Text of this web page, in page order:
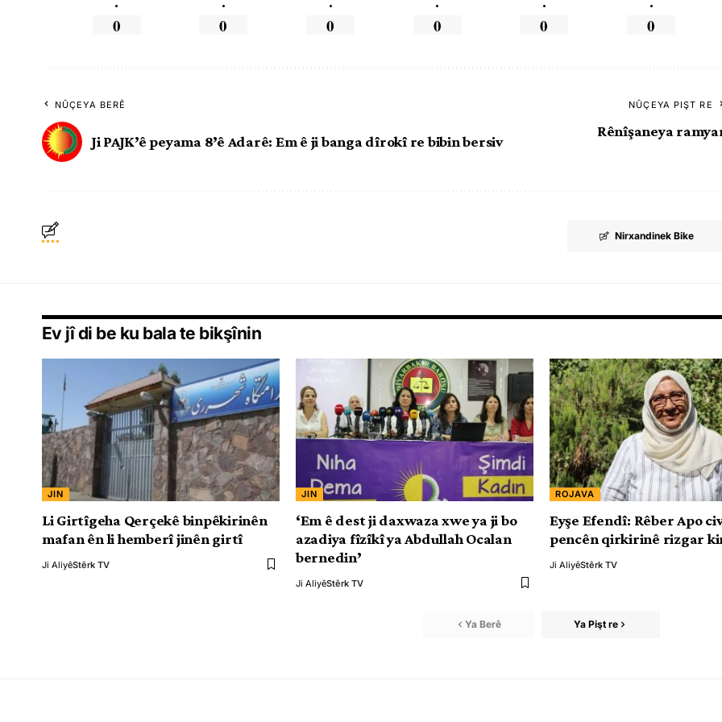
0 0 0 0 0 0
NÛÇEYA BERÊ
Ji PAJK’ê peyama 8’ê Adarê: Em ê ji banga dîrokî re bibin bersiv
NÛÇEYA PIŞT RE
Rênîşaneya
Nirxandinek Bike
Ev jî di be ku bala te bikşînin
JIN
Li Girtîgeha Qerçekê binpêkirinên
mafan ên li hemberî jinên girtî
Ji AliyêStêrk TV
JIN
‘Em ê dest ji daxwaza xwe ya ji bo
azadiya fîzîkî ya Abdullah Ocalan
bernedin’
Ji AliyêStêrk TV
ROJAVA
Eyşe Efendî: Rêber Apo
pencên qirkirinê rizgar
Ji AliyêStêrk TV
Ya Berê Ya Pişt re